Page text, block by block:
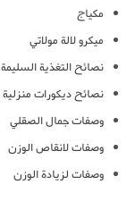
مكياج
ميكرو لالة مولاتي
نصائح التغذية السليمة
نصائح ديكورات منزلية
وصفات جمال الصقلي
وصفات لانقاص الوزن
وصفات لزيادة الوزن